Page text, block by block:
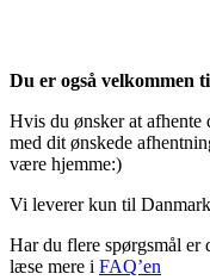
Du er også velkommen
Hvis du ønsker at
med dit ønskede
være hjemme:)
Vi leverer kun til
Har du flere spørgsmål
læse mere i FAQ’en